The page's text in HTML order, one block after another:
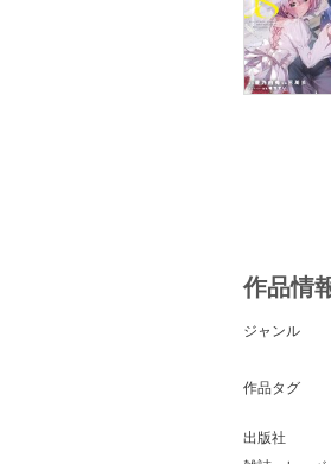
作品情
ジャンル
作品タグ
出版社